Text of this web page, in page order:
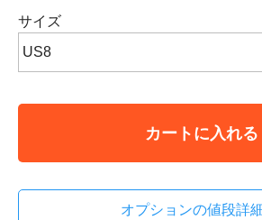
サイズ
カートに入れる
オプションの値段詳